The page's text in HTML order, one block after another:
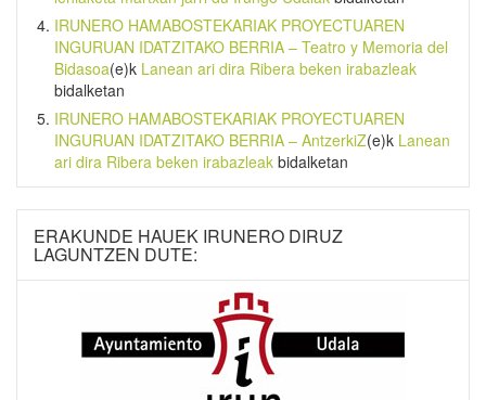
IRUNERO HAMABOSTEKARIAK PROYECTUAREN
INGURUAN IDATZITAKO BERRIA – Teatro y Memoria del
Bidasoa(e)k Lanean ari dira Ribera beken irabazleak
bidalketan
IRUNERO HAMABOSTEKARIAK PROYECTUAREN
INGURUAN IDATZITAKO BERRIA – AntzerkiZ(e)k Lanean
ari dira Ribera beken irabazleak bidalketan
ERAKUNDE HAUEK IRUNERO DIRUZ
LAGUNTZEN DUTE: